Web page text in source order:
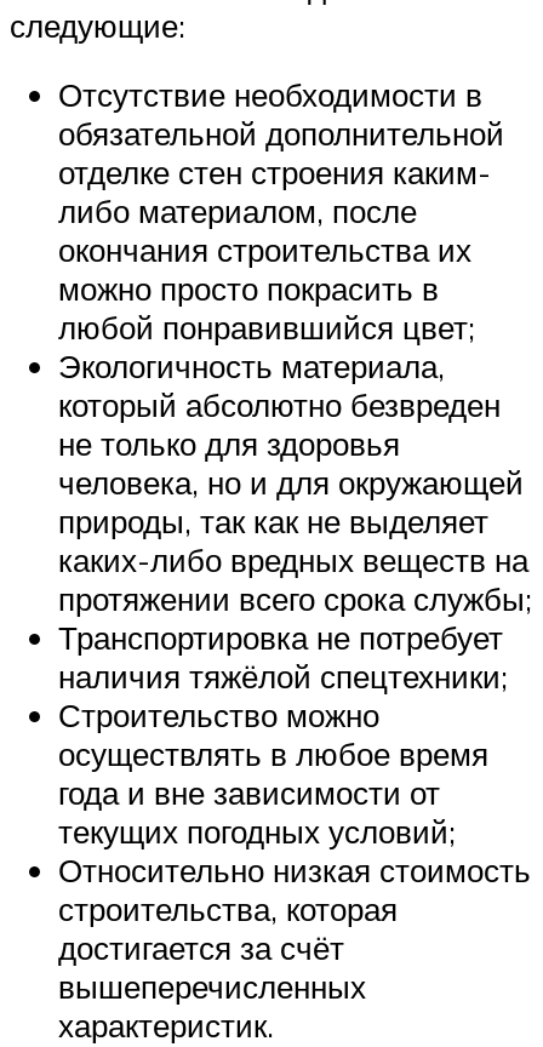
следующие:
Отсутствие необходимости в
обязательной дополнительной
отделке стен строения каким-
либо материалом, после
окончания строительства их
можно просто покрасить в
любой понравившийся цвет;
Экологичность материала,
который абсолютно безвреден
не только для здоровья
человека, но и для окружающей
природы, так как не выделяет
каких-либо вредных веществ на
протяжении всего срока службы;
Транспортировка не потребует
наличия тяжёлой спецтехники;
Строительство можно
осуществлять в любое время
года и вне зависимости от
текущих погодных условий;
Относительно низкая стоимость
строительства, которая
достигается за счёт
вышеперечисленных
характеристик.